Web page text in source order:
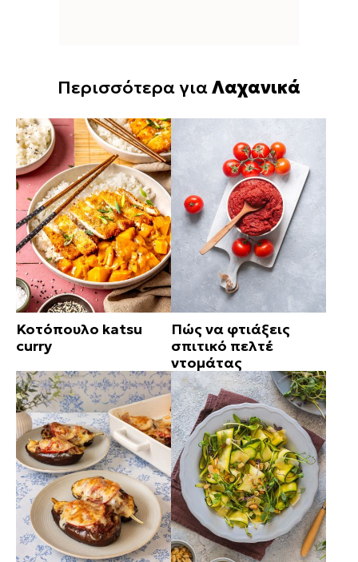
Περισσότερα γιαΛαχανικά
Κοτόπουλο katsu
curry
Πώς να φτιάξεις
σπιτικό πελτέ
ντομάτας